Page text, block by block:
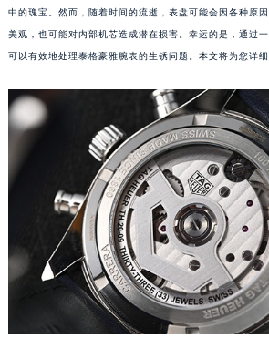
中的瑰宝。然而，随着时间的流逝，表盘可能会因各种原
美观，也可能对内部机芯造成潜在损害。幸运的是，通过
可以有效地处理泰格豪雅腕表的生锈问题。本文将为您详